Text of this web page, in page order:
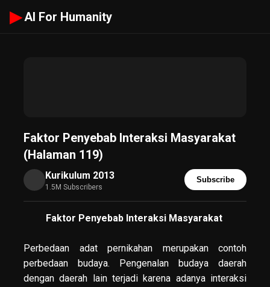
▶ AI For Humanity
Faktor Penyebab Interaksi Masyarakat
(Halaman 119)
Kurikulum 2013
1.5M Subscribers
Subscribe
Faktor Penyebab Interaksi Masyarakat
Perbedaan adat pernikahan merupakan contoh
perbedaan budaya. Pengenalan budaya daerah
dengan daerah lain terjadi karena adanya interaksi